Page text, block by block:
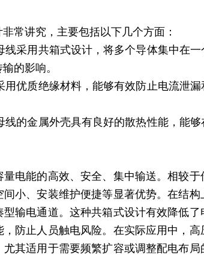
常讲究，主要包括以下几个方面：
线采用共箱式设计，将多个导体集中在
的影响。
用优质绝缘材料，能够有效防止电流泄
线的金属外壳具有良好的散热性能，能
电能的高效、安全、集中输送。相较
小、安装维护便捷等显著优势。在结
输电通道。这种共箱式设计有效降低
防止人员触电风险。在实际应用中，
其适用于需要频繁扩容或调整配电布